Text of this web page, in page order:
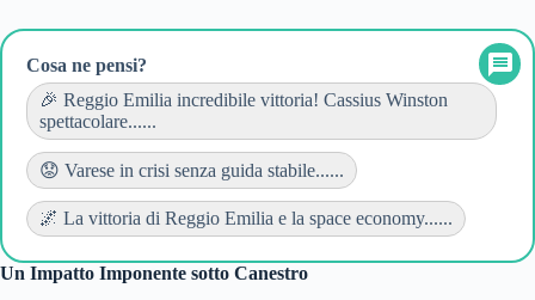
Cosa ne pensi?
🎉 Reggio Emilia incredibile vittoria! Cassius Winston
spettacolare......
😟 Varese in crisi senza guida stabile......
🌌 La vittoria di Reggio Emilia e la space economy......
Un Impatto Imponente sotto Canestro